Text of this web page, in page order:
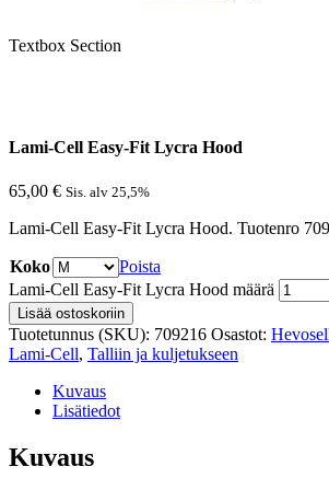
Textbox Section
Lami-Cell Easy-Fit Lycra Hood
65,00 € Sis. alv 25,5%
Lami-Cell Easy-Fit Lycra Hood. Tuotenro
Koko
Poista
Lami-Cell Easy-Fit Lycra Hood määrä
Lisää ostoskoriin
Tuotetunnus (SKU): 709216 Osastot:
Lami-Cell, Talliin ja kuljetukseen
Kuvaus
Lisätiedot
Kuvaus